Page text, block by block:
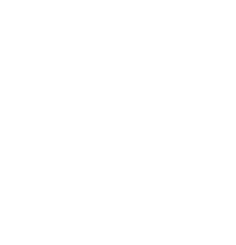
minimi.
di assistenza.
un costo fisso
del sistema.